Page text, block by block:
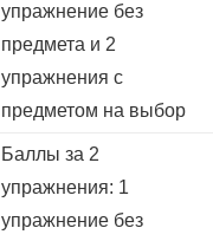
упражнение без
предмета и 2
упражнения с
предметом на выбор
Баллы за 2
упражнения: 1
упражнение без